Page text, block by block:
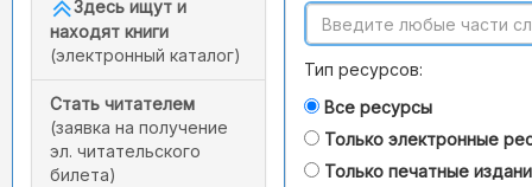
Здесь ищут и
находят книги
(электронный каталог)
Стать читателем
(заявка на получение
эл. читательского
билета)
Тип ресурсов:
Все ресурсы
Только электронные
Только печатные